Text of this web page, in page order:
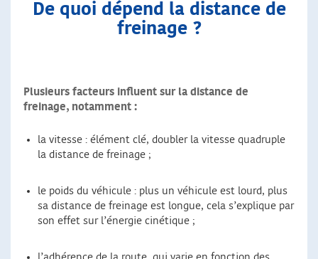
De quoi dépend la distance de
freinage ?
Plusieurs facteurs influent sur la distance de
freinage, notamment :
la vitesse : élément clé, doubler la vitesse quadruple
la distance de freinage ;
le poids du véhicule : plus un véhicule est lourd, plus
sa distance de freinage est longue, cela s’explique par
son effet sur l’énergie cinétique ;